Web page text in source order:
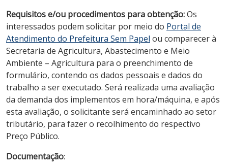
Requisitos e/ou procedimentos para obtenção:Os
interessados podem solicitar por meio do Portal de
Atendimento do Prefeitura Sem Papel ou comparecer à
Secretaria de Agricultura, Abastecimento e Meio
Ambiente – Agricultura para o preenchimento de
formulário, contendo os dados pessoais e dados do
trabalho a ser executado. Será realizada uma avaliação
da demanda dos implementos em hora/máquina, e após
esta avaliação, o solicitante será encaminhado ao setor
tributário, para fazer o recolhimento do respectivo
Preço Público.
Documentação: